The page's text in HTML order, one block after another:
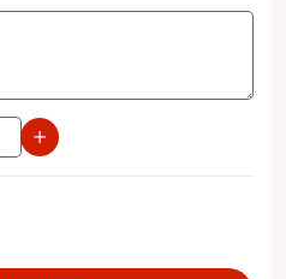
för att minska eller
Smörgåstårta med alspånsrökt